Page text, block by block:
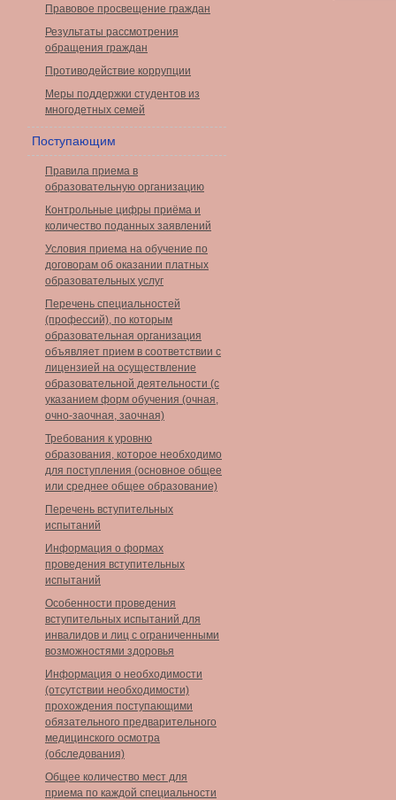
Правовое просвещение граждан
Результаты рассмотрения
обращения граждан
Противодействие коррупции
Меры поддержки студентов из
многодетных семей
Поступающим
Правила приема в
образовательную организацию
Контрольные цифры приёма и
количество поданных заявлений
Условия приема на обучение по
договорам об оказании платных
образовательных услуг
Перечень специальностей
(профессий), по которым
образовательная организация
объявляет прием в соответствии с
лицензией на осуществление
образовательной деятельности (с
указанием форм обучения (очная,
очно-заочная, заочная)
Требования к уровню
образования, которое необходимо
для поступления (основное общее
или среднее общее образование)
Перечень вступительных
испытаний
Информация о формах
проведения вступительных
испытаний
Особенности проведения
вступительных испытаний для
инвалидов и лиц с ограниченными
возможностями здоровья
Информация о необходимости
(отсутствии необходимости)
прохождения поступающими
обязательного предварительного
медицинского осмотра
(обследования)
Общее количество мест для
приема по каждой специальности